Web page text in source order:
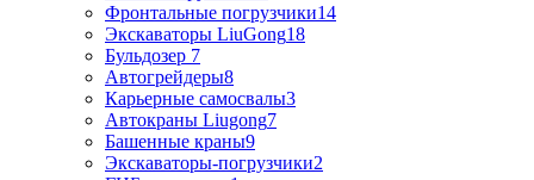
Фронтальные погрузчики14
Экскаваторы LiuGong18
Бульдозер 7
Автогрейдеры8
Карьерные самосвалы3
Автокраны Liugong7
Башенные краны9
Экскаваторы-погрузчики2